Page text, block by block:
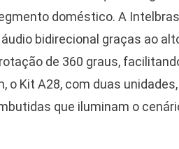
doméstico. A
bidirecional graças ao
de 360 graus,
Kit A28, com duas
que iluminam o